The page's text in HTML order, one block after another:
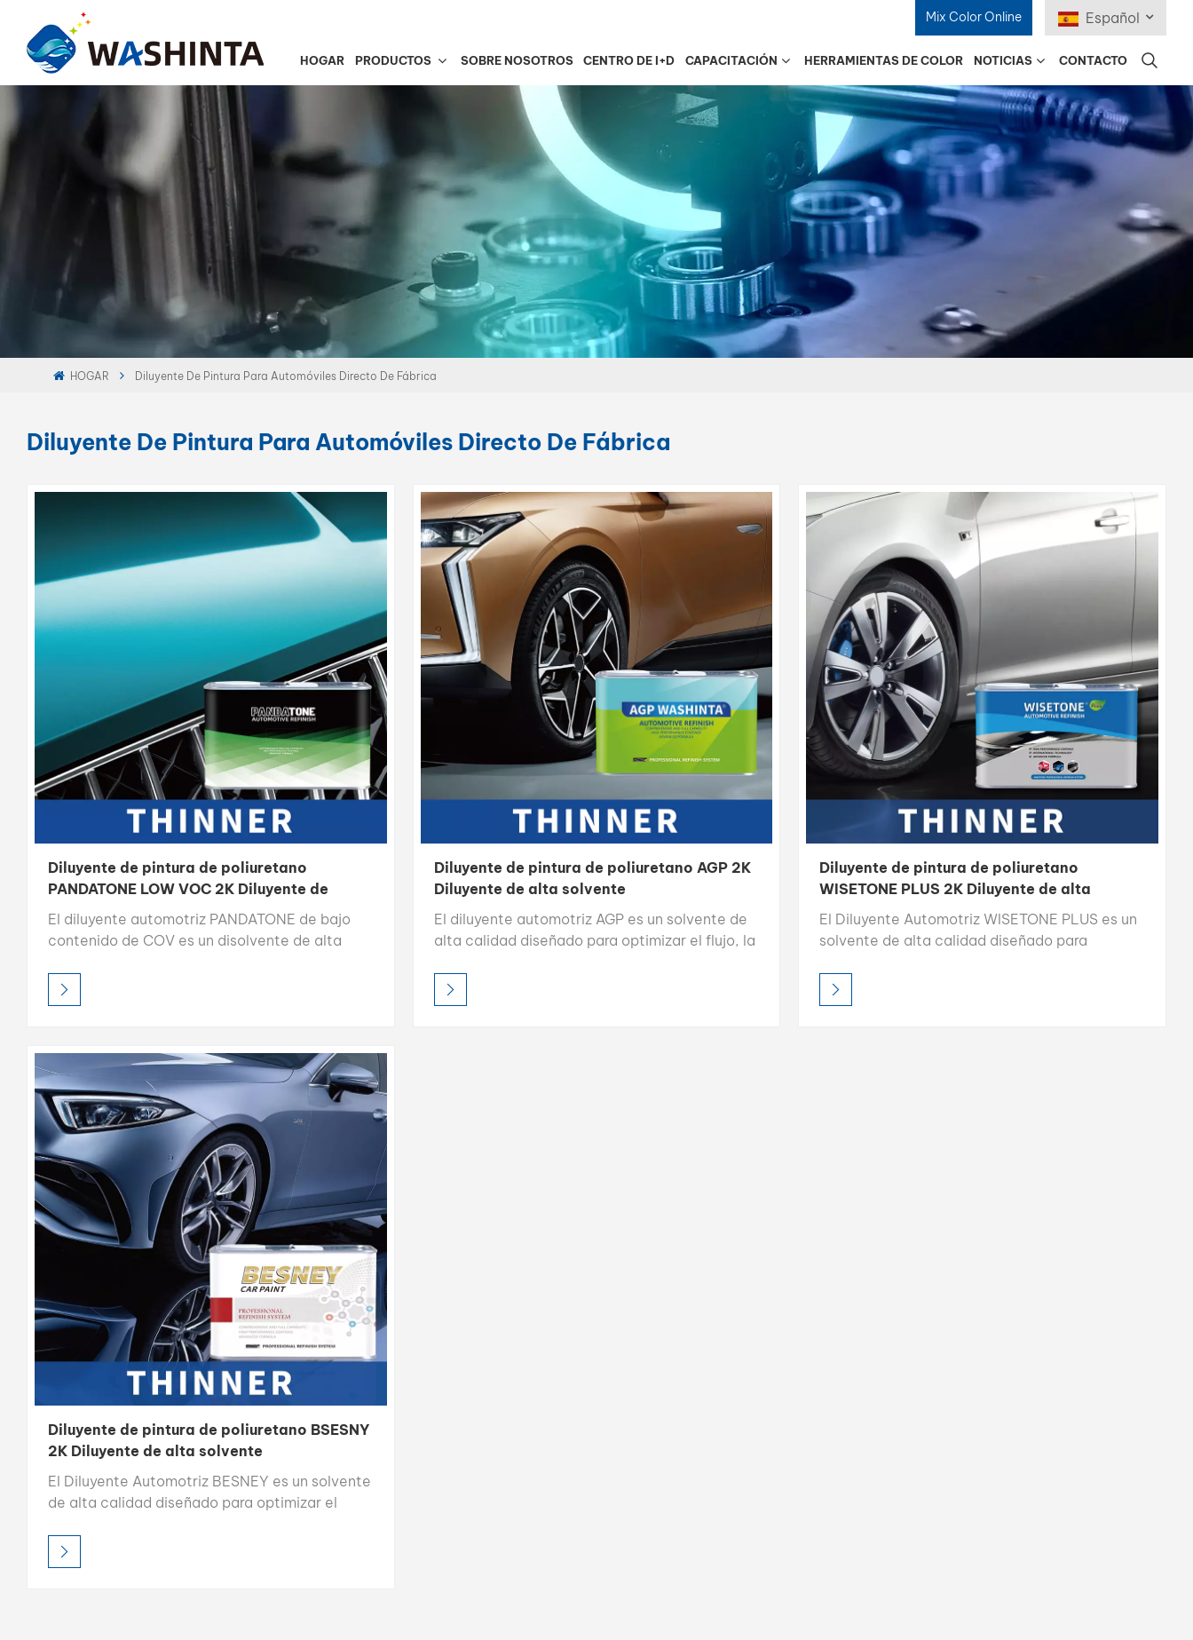
Mix Color Online Español
English
Français
Deutsch
Português
HOGAR PRODUCTOS SOBRE NOSOTROS CENTRO DE I+D CAPACITACIÓN HERRAMIENTAS DE COLOR NOTICIAS CONTACTO
HOGAR Diluyente De Pintura Para Automóviles Directo De Fábrica
Diluyente De Pintura Para Automóviles Directo De Fábrica
Diluyente de pintura de poliuretano
PANDATONE LOW VOC 2K Diluyente de
fuerte solvente
El diluyente automotriz PANDATONE de bajo
contenido de COV es un disolvente de alta
nivelación y la aplicación de la pintura en el
repintado automotriz. Con un alto poder de
transparencia, un acabado suave y un
rendimiento económico tanto para
aplicaciones profesionales como industriales.
Diluyente de pintura de poliuretano AGP 2K
Diluyente de alta solvente
El diluyente automotriz AGP es un solvente de
alta calidad diseñado para optimizar el flujo, la
repintado automotriz. Con un alto poder de
disolución y una composición 100 % a base de
Diluyente de pintura de poliuretano
WISETONE PLUS 2K Diluyente de alta
solvencia
El Diluyente Automotriz WISETONE PLUS es un
solvente de alta calidad diseñado para
de la pintura en el repintado automotriz. Con un
alto poder de disolución y una composición
Diluyente de pintura de poliuretano BSESNY
2K Diluyente de alta solvente
El Diluyente Automotriz BESNEY es un solvente
de alta calidad diseñado para optimizar el
en el repintado automotriz. Con un alto poder
de disolución y una composición 100 % a base